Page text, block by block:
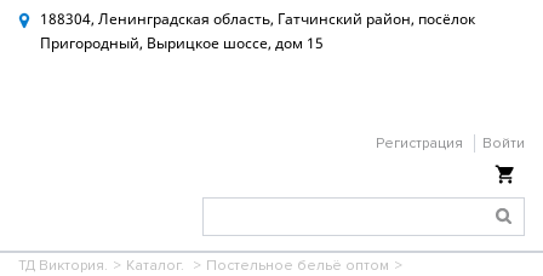
188304, Ленинградская область, Гатчинский район, посёлок
Пригородный, Вырицкое шоссе, дом 15
Регистрация Войти
ТД Виктория. > Каталог. > Постельное бельё оптом >